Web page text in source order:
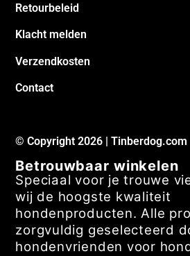
Retourbeleid
Klacht melden
Verzendkosten
Contact
© Copyright 2026 | Tinberdog.com
Betrouwbaar winkelen
Speciaal voor je trouwe
wij de hoogste kwaliteit
hondenproducten. Alle
zorgvuldig geselecteerd
hondenvrienden voor